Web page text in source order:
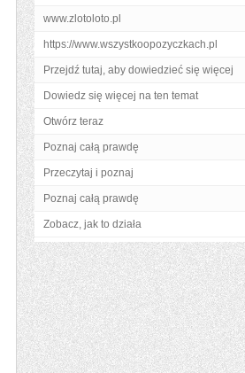
www.zlotoloto.pl
https://www.wszystkoopozyczkach.pl
Przejdź tutaj, aby dowiedzieć się więcej
Dowiedz się więcej na ten temat
Otwórz teraz
Poznaj całą prawdę
Przeczytaj i poznaj
Poznaj całą prawdę
Zobacz, jak to działa